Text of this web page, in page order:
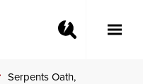
Toggle
Serpents Oath,